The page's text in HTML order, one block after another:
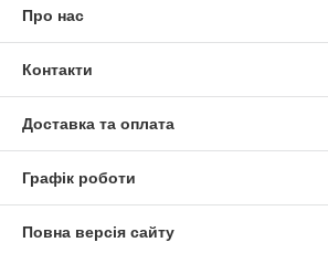
Про нас
Контакти
Доставка та оплата
Графік роботи
Повна версія сайту